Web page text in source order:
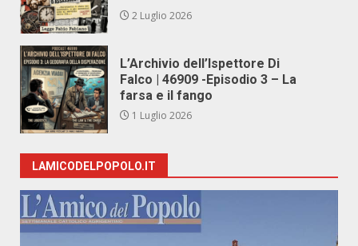
2 Luglio 2026
L’Archivio dell’Ispettore Di
Falco | 46909 -Episodio 3 – La
farsa e il fango
1 Luglio 2026
LAMICODELPOPOLO.IT